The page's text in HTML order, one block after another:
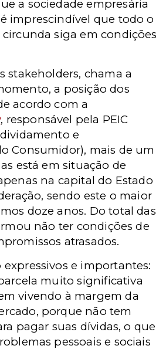
a sociedade empresária
imprescindível que todo o
siga em condições
stakeholders, chama a
a posição dos
acordo com a
, responsável pela PEIC
e
Consumidor), mais de um
está em situação de
na capital do Estado
sendo este o maior
doze anos. Do total das
não ter condições de
atrasados.
expressivos e importantes:
muito significativa
vivendo à margem da
porque não tem
pagar suas dívidas, o que
pessoais e sociais